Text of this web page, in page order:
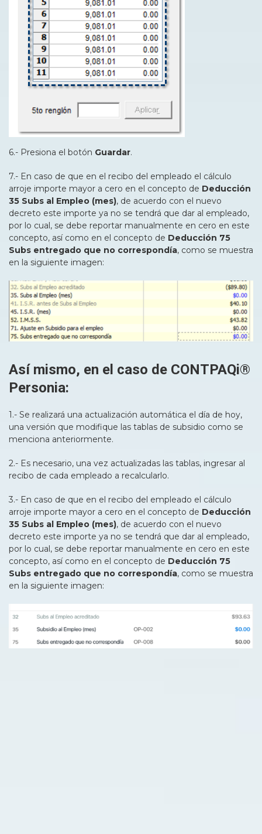
6.- Presiona el botón Guardar.
7.- En caso de que en el recibo del empleado el cálculo
arroje importe mayor a cero en el concepto de Deducción
35 Subs al Empleo (mes), de acuerdo con el nuevo
decreto este importe ya no se tendrá que dar al empleado,
por lo cual, se debe reportar manualmente en cero en este
concepto, así como en el concepto de Deducción 75
Subs entregado que no correspondía, como se muestra
en la siguiente imagen:
Así mismo, en el caso de CONTPAQi®
Personia:
1.- Se realizará una actualización automática el día de hoy,
una versión que modifique las tablas de subsidio como se
menciona anteriormente.
2.- Es necesario, una vez actualizadas las tablas, ingresar al
recibo de cada empleado a recalcularlo.
3.- En caso de que en el recibo del empleado el cálculo
arroje importe mayor a cero en el concepto de Deducción
35 Subs al Empleo (mes), de acuerdo con el nuevo
decreto este importe ya no se tendrá que dar al empleado,
por lo cual, se debe reportar manualmente en cero en este
concepto, así como en el concepto de Deducción 75
Subs entregado que no correspondía, como se muestra
en la siguiente imagen: